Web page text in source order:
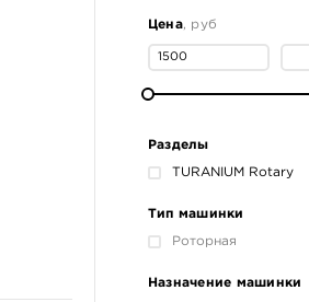
Цена, руб
Разделы
TURANIUM Rotary
Тип машинки
Роторная
Назначение машинки